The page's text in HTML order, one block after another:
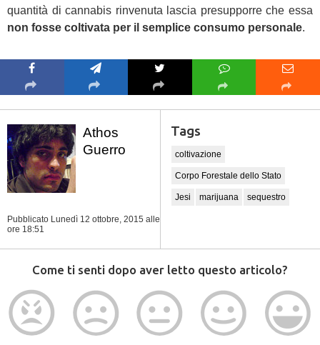
quantità di cannabis rinvenuta lascia presupporre che essa
non fosse coltivata per il semplice consumo personale.
Caricamento mappa in
Athos
Guerro
Pubblicato Lunedì 12 ottobre, 2015 alle
ore 18:51
Tags
coltivazione
Corpo Forestale dello Stato
Jesi marijuana sequestro
Come ti senti dopo aver letto questo articolo?